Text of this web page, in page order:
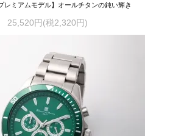
レミアムモデル】オールチタンの鈍い輝き
25,520円(税2,320円)